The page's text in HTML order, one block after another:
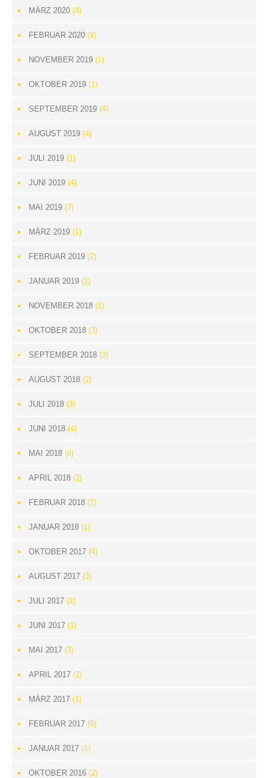
MÄRZ 2020 (4)
FEBRUAR 2020 (4)
NOVEMBER 2019 (1)
OKTOBER 2019 (1)
SEPTEMBER 2019 (4)
AUGUST 2019 (4)
JULI 2019 (1)
JUNI 2019 (4)
MAI 2019 (7)
MÄRZ 2019 (1)
FEBRUAR 2019 (2)
JANUAR 2019 (1)
NOVEMBER 2018 (1)
OKTOBER 2018 (3)
SEPTEMBER 2018 (3)
AUGUST 2018 (2)
JULI 2018 (3)
JUNI 2018 (4)
MAI 2018 (6)
APRIL 2018 (2)
FEBRUAR 2018 (2)
JANUAR 2018 (1)
OKTOBER 2017 (4)
AUGUST 2017 (3)
JULI 2017 (1)
JUNI 2017 (1)
MAI 2017 (3)
APRIL 2017 (2)
MÄRZ 2017 (1)
FEBRUAR 2017 (5)
JANUAR 2017 (1)
OKTOBER 2016 (2)